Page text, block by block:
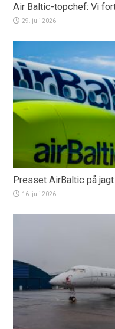
Air Baltic-topchef: Vi
29. juli 2026
Presset AirBaltic på
16. juli 2026